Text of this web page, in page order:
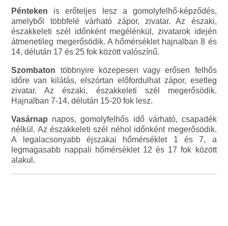
Pénteken is erőteljes lesz a gomolyfelhő-képződés,
amelyből többfelé várható zápor, zivatar. Az északi,
északkeleti szél időnként megélénkül, zivatarok idején
átmenetileg megerősödik. A hőmérséklet hajnalban 8 és
14, délután 17 és 25 fok között valószínű.
Szombaton többnyire közepesen vagy erősen felhős
időre van kilátás, elszórtan előfordulhat zápor, esetleg
zivatar. Az északi, északkeleti szél megerősödik.
Hajnalban 7-14, délután 15-20 fok lesz.
Vasárnap napos, gomolyfelhős idő várható, csapadék
nélkül. Az északkeleti szél néhol időnként megerősödik.
A legalacsonyabb éjszakai hőmérséklet 1 és 7, a
legmagasabb nappali hőmérséklet 12 és 17 fok között
alakul.